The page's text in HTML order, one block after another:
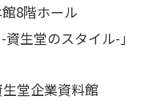
8階ホール
生堂のスタイル-」
堂企業資料館